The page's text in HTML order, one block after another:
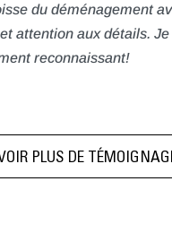
du déménagement
attention aux détails. Je
reconnaissant!
PLUS DE